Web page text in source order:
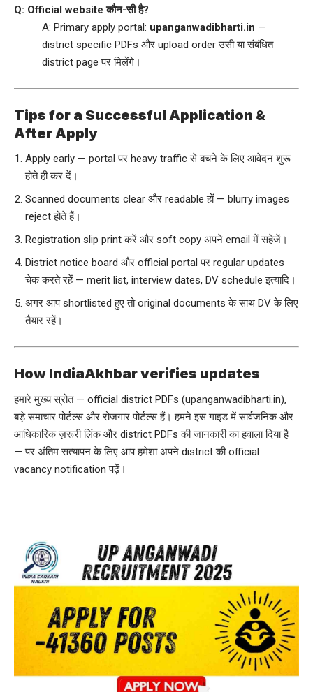
Q: Official website कौन-सी है?
A: Primary apply portal: upanganwadibharti.in —
district specific PDFs और upload order उसी या संबंधित
district page पर मिलेंगे।
Tips for a Successful Application &
After Apply
Apply early — portal पर heavy traffic से बचने के लिए आवेदन शुरू
होते ही कर दें।
Scanned documents clear और readable हों — blurry images
reject होते हैं।
Registration slip print करें और soft copy अपने email में सहेजें।
District notice board और official portal पर regular updates
चेक करते रहें — merit list, interview dates, DV schedule इत्यादि।
अगर आप shortlisted हुए तो original documents के साथ DV के लिए
तैयार रहें।
How IndiaAkhbar verifies updates
हमारे मुख्य स्रोत — official district PDFs (upanganwadibharti.in),
बड़े समाचार पोर्टल्स और रोजगार पोर्टल्स हैं। हमने इस गाइड में सार्वजनिक और
आधिकारिक ज़रूरी लिंक और district PDFs की जानकारी का हवाला दिया है
— पर अंतिम सत्यापन के लिए आप हमेशा अपने district की official
vacancy notification पढ़ें।